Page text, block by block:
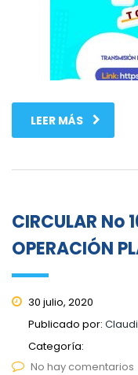
LEER MÁS
CIRCULAR No
OPERACIÓN
30 julio, 2020
Publicado por:
Categoría:
No hay comentarios